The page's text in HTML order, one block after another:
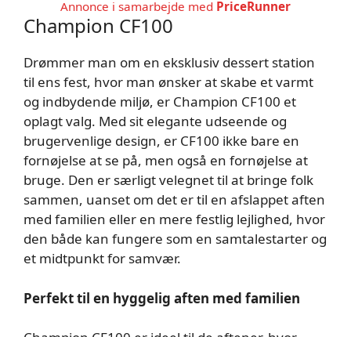
Annonce i samarbejde med PriceRunner
Champion CF100
Drømmer man om en eksklusiv dessert station
til ens fest, hvor man ønsker at skabe et varmt
og indbydende miljø, er Champion CF100 et
oplagt valg. Med sit elegante udseende og
brugervenlige design, er CF100 ikke bare en
fornøjelse at se på, men også en fornøjelse at
bruge. Den er særligt velegnet til at bringe folk
sammen, uanset om det er til en afslappet aften
med familien eller en mere festlig lejlighed, hvor
den både kan fungere som en samtalestarter og
et midtpunkt for samvær.
Perfekt til en hyggelig aften med familien